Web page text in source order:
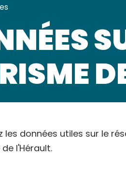
les données utiles sur le
l'Hérault.